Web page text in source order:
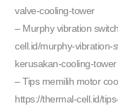
valve-cooling-tower
– Murphy vibration
cell.id/murphy-vibration-
kerusakan-cooling-tower
– Tips memilih motor
https://thermal-cell.id/